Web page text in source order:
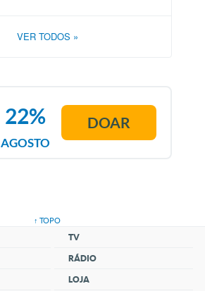
VER TODOS »
AGOSTO
22% DOAR
↑ TOPO
TV
RÁDIO
LOJA